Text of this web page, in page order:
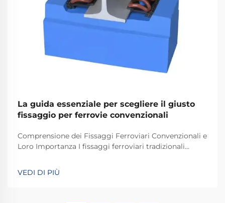
La guida essenziale per scegliere il giusto
fissaggio per ferrovie convenzionali
Comprensione dei Fissaggi Ferroviari Convenzionali e
Loro Importanza I fissaggi ferroviari tradizionali
stabili e sicuri i binari dei treni per le operazioni
quotidiane. La maggior parte dei sistemi si basa su
VEDI DI PIÙ